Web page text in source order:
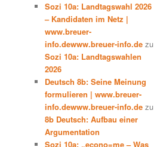
Sozi 10a: Landtagswahl 2026
– Kandidaten im Netz |
www.breuer-
info.dewww.breuer-info.de zu
Sozi 10a: Landtagswahlen
2026
Deutsch 8b: Seine Meinung
formulieren | www.breuer-
info.dewww.breuer-info.de zu
8b Deutsch: Aufbau einer
Argumentation
Sozi 10a: „econo=me – Was